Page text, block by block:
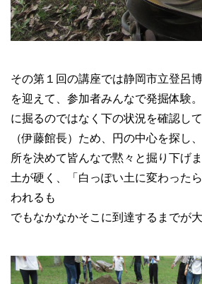
その第１回の講座では静岡市立登呂
を迎えて、参加者みんなで発掘体験
に掘るのではなく下の状況を確認し
（伊藤館長）ため、円の中心を探し
所を決めて皆んなで黙々と掘り下げ
土が硬く、「白っぽい土に変わった
われるも
でもなかなかそこに到達するまでが